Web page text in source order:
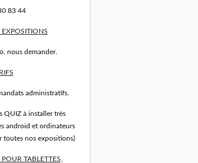
83 44
nous demander.
administratifs.
QUIZ à installer très
android et ordinateurs
nos expositions)
TABLETTES,